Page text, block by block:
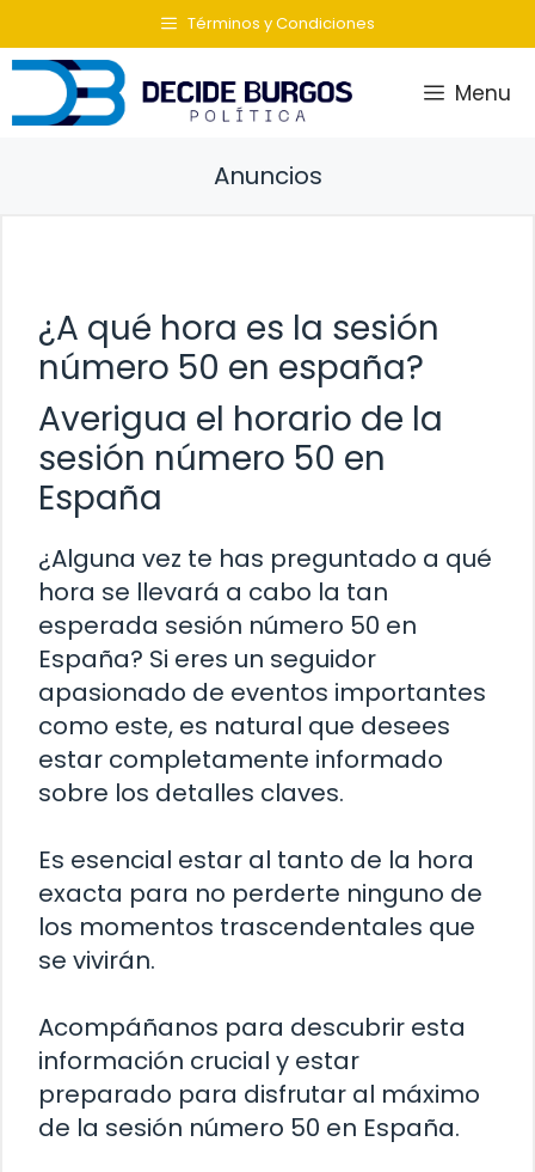
al
contenido
Términos y Condiciones
Menu
Anuncios
¿A qué hora es la sesión
número 50 en españa?
Averigua el horario de la
sesión número 50 en
España
¿Alguna vez te has preguntado a qué
hora se llevará a cabo la tan
esperada sesión número 50 en
España? Si eres un seguidor
apasionado de eventos importantes
como este, es natural que desees
estar completamente informado
sobre los detalles claves.
Es esencial estar al tanto de la hora
exacta para no perderte ninguno de
los momentos trascendentales que
se vivirán.
Acompáñanos para descubrir esta
información crucial y estar
preparado para disfrutar al máximo
de la sesión número 50 en España.